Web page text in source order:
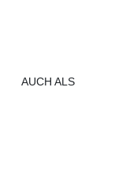
AUCH ALS